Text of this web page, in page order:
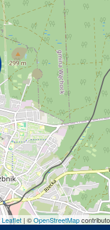
Leaflet | ©OpenStreetMap